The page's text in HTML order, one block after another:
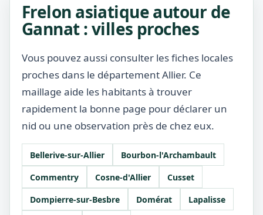
Frelon asiatique autour de
Gannat : villes proches
Vous pouvez aussi consulter les fiches locales
proches dans le département Allier. Ce
maillage aide les habitants à trouver
rapidement la bonne page pour déclarer un
nid ou une observation près de chez eux.
Bellerive-sur-Allier
Bourbon-l'Archambault
Commentry
Cosne-d'Allier
Cusset
Dompierre-sur-Besbre
Domérat
Lapalisse